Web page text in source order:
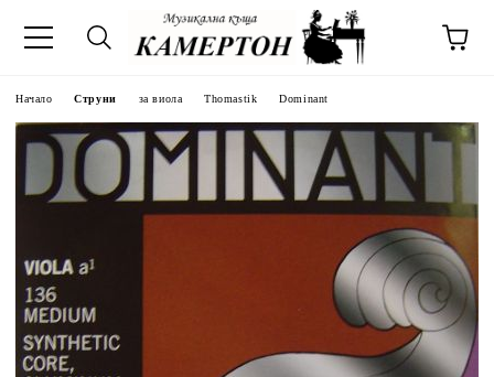
Начало Струни за виола Thomastik Dominant